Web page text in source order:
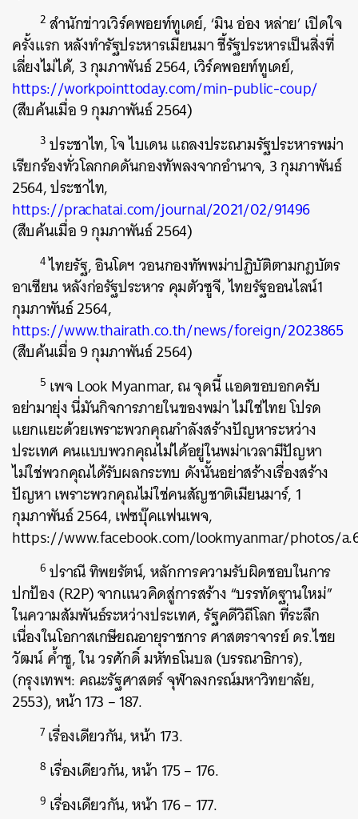
2 สำนักข่าวเวิร์คพอยท์ทูเดย์, ‘มิน อ่อง หล่าย’ เปิดใจ
ครั้งแรก หลังทำรัฐประหารเมียนมา ชี้รัฐประหารเป็นสิ่งที่
เลี่ยงไม่ได้, 3 กุมภาพันธ์ 2564, เวิร์คพอยท์ทูเดย์,
https://workpointtoday.com/min-public-coup/
(สืบค้นเมื่อ9 กุมภาพันธ์ 2564)
3 ประชาไท, โจ ไบเดน แถลงประณามรัฐประหารพม่า
เรียกร้องทั่วโลกกดดันกองทัพลงจากอำนาจ, 3 กุมภาพันธ์
2564, ประชาไท,
https://prachatai.com/journal/2021/02/91496
(สืบค้นเมื่อ9 กุมภาพันธ์ 2564)
4ไทยรัฐ, อินโดฯ วอนกองทัพพม่าปฏิบัติตามกฎบัตร
อาเซียน หลังก่อรัฐประหาร คุมตัวซูจี, ไทยรัฐออนไลน์1
กุมภาพันธ์ 2564,
https://www.thairath.co.th/news/foreign/2023865
(สืบค้นเมื่อ9 กุมภาพันธ์ 2564)
5 เพจ Look Myanmar, ณ จุดนี้ แอดขอบอกครับ
อย่ามายุ่ง นี่มันกิจการภายในของพม่า ไม่ใช่ไทย โปรด
แยกแยะด้วยเพราะพวกคุณกำลังสร้างปัญหาระหว่าง
ประเทศ คนแบบพวกคุณไม่ได้อยู่ในพม่าเวลามีปัญหา
ไม่ใช่พวกคุณได้รับผลกระทบ ดังนั้นอย่าสร้างเรื่องสร้าง
ปัญหา เพราะพวกคุณไม่ใช่คนสัญชาติเมียนมาร์, 1
กุมภาพันธ์ 2564, เฟซบุ๊คแฟนเพจ,
https://www.facebook.com/lookmyanmar/photos/
6 ปราณี ทิพยรัตน์, หลักการความรับผิดชอบในการ
ปกป้อง (R2P) จากแนวคิดสู่การสร้าง “บรรทัดฐานใหม่”
ในความสัมพันธ์ระหว่างประเทศ, รัฐคดีวิถีโลก ที่ระลึก
เนื่องในโอกาสเกษียณอายุราชการ ศาสตราจารย์ ดร.ไชย
วัฒน์ ค้ำชู, ใน วรศักดิ์ มหัทธโนบล (บรรณาธิการ),
(กรุงเทพฯ: คณะรัฐศาสตร์ จุฬาลงกรณ์มหาวิทยาลัย,
2553), หน้า 173 – 187.
7 เรื่องเดียวกัน, หน้า 173.
8 เรื่องเดียวกัน, หน้า 175 – 176.
9 เรื่องเดียวกัน, หน้า 176 – 177.